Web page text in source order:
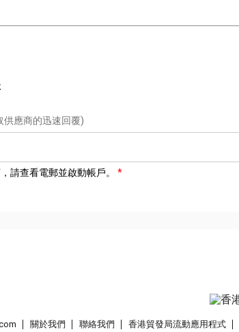
供應商的迅速回覆)
請查看電郵並啟動帳戶。
關於我們 聯絡我們 香港貿發局流動應用程式